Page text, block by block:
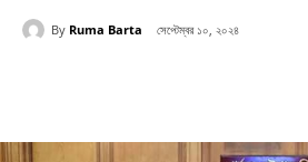
By Ruma Barta সেপ্টেম্বর ১০, ২০২৪